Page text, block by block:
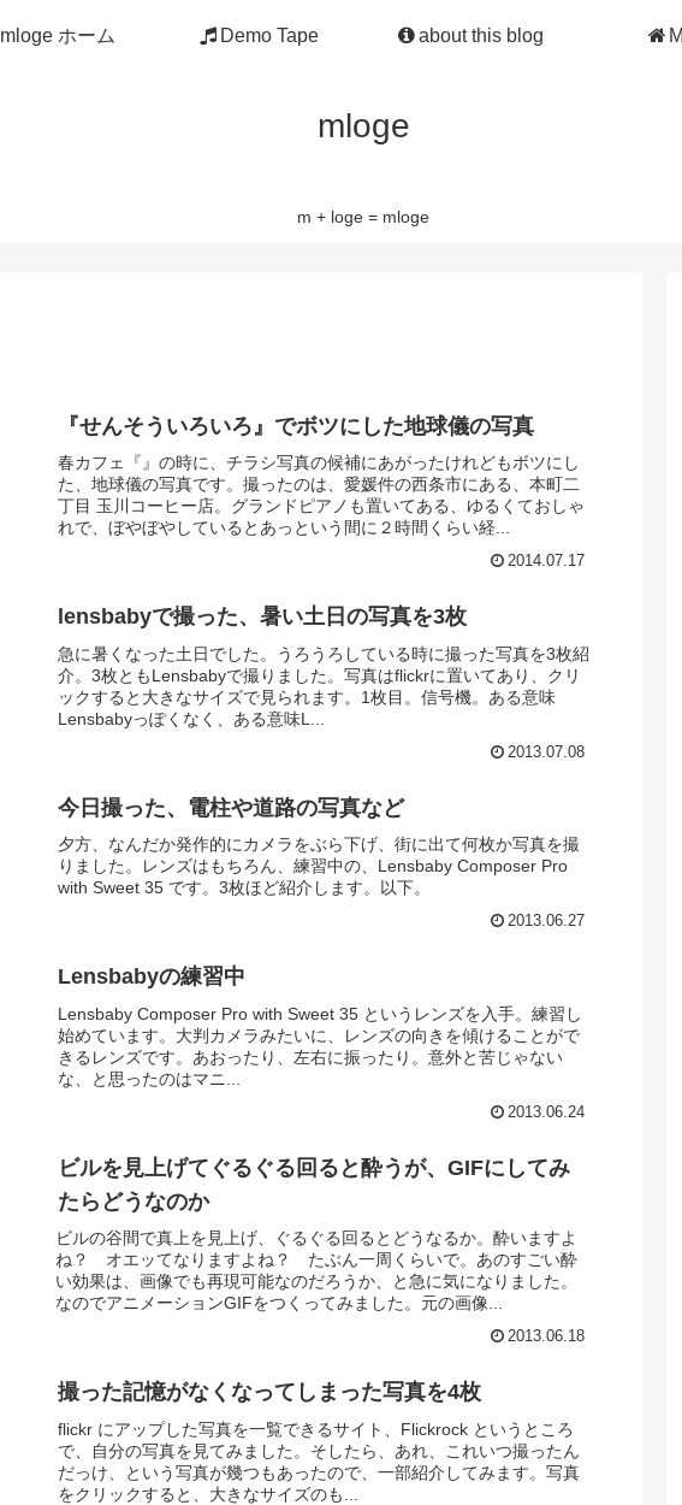
mloge
m + loge = mloge
mloge ホーム Demo Tape about this blog
『せんそういろいろ』でボツにした地球儀の写真
春カフェ『』の時に、チラシ写真の候補にあがったけれどもボツにし
た、地球儀の写真です。撮ったのは、愛媛件の西条市にある、本町二
丁目 玉川コーヒー店。グランドピアノも置いてある、ゆるくておしゃ
れで、ぼやぼやしているとあっという間に２時間くらい経...
2014.07.17
lensbabyで撮った、暑い土日の写真を3枚
急に暑くなった土日でした。うろうろしている時に撮った写真を3枚紹
介。3枚ともLensbabyで撮りました。写真はflickrに置いてあり、クリ
ックすると大きなサイズで見られます。1枚目。信号機。ある意味
Lensbabyっぽくなく、ある意味L...
2013.07.08
今日撮った、電柱や道路の写真など
夕方、なんだか発作的にカメラをぶら下げ、街に出て何枚か写真を撮
りました。レンズはもちろん、練習中の、Lensbaby Composer Pro
with Sweet 35 です。3枚ほど紹介します。以下。
2013.06.27
Lensbabyの練習中
Lensbaby Composer Pro with Sweet 35 というレンズを入手。練習し
始めています。大判カメラみたいに、レンズの向きを傾けることがで
きるレンズです。あおったり、左右に振ったり。意外と苦じゃない
な、と思ったのはマニ...
2013.06.24
ビルを見上げてぐるぐる回ると酔うが、GIFにしてみ
たらどうなのか
ビルの谷間で真上を見上げ、ぐるぐる回るとどうなるか。酔いますよ
ね？ オエッてなりますよね？ たぶん一周くらいで。あのすごい酔
い効果は、画像でも再現可能なのだろうか、と急に気になりました。
なのでアニメーションGIFをつくってみました。元の画像...
2013.06.18
撮った記憶がなくなってしまった写真を4枚
flickr にアップした写真を一覧できるサイト、Flickrock というところ
で、自分の写真を見てみました。そしたら、あれ、これいつ撮ったん
だっけ、という写真が幾つもあったので、一部紹介してみます。写真
をクリックすると、大きなサイズのも...